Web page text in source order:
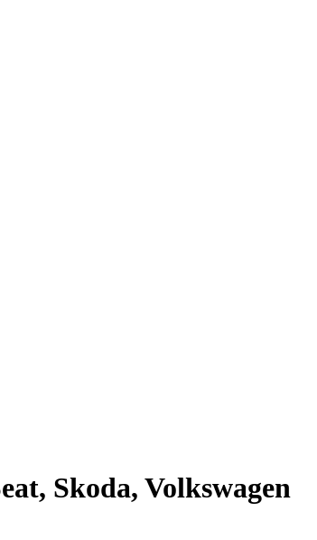
Skoda, Volkswagen